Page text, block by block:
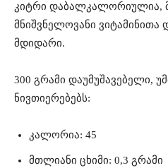
კიტრი დაბალკალორიულია,
მნიშვნელოვანი ვიტამინითა
მდიდარი.
300 გრამი დაუმუშავებელი,
ნივთიერებებს:
კალორია: 45
მთლიანი ცხიმი: 0,3 გრამი